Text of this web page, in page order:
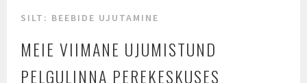
SILT: BEEBIDE UJUTAMINE
MEIE VIIMANE UJUMISTUND
PELGULINNA PEREKESKUSES